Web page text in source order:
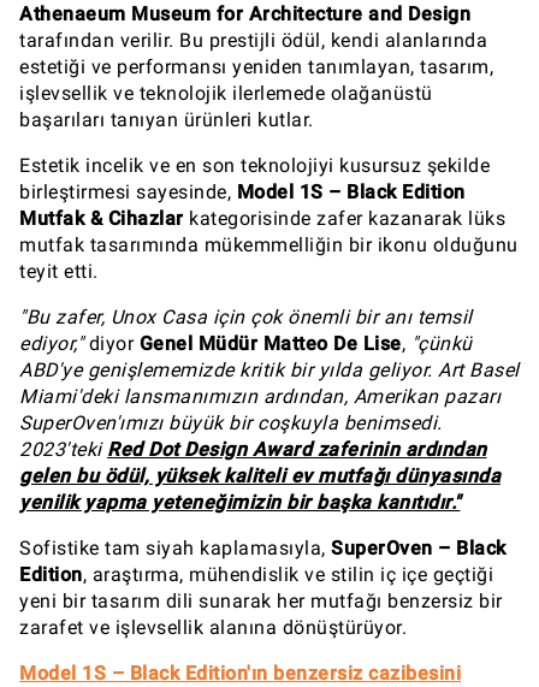
Athenaeum Museum for Architecture and Design
tarafından verilir. Bu prestijli ödül, kendi alanlarında
estetiği ve performansı yeniden tanımlayan, tasarım,
işlevsellik ve teknolojik ilerlemede olağanüstü
başarıları tanıyan ürünleri kutlar.
Estetik incelik ve en son teknolojiyi kusursuz şekilde
birleştirmesi sayesinde, Model 1S – Black Edition
Mutfak & Cihazlar kategorisinde zafer kazanarak lüks
mutfak tasarımında mükemmelliğin bir ikonu olduğunu
teyit etti.
"Bu zafer, Unox Casa için çok önemli bir anı temsil
ediyor,"diyor Genel Müdür Matteo De Lise, "çünkü
ABD'ye genişlememizde kritik bir yılda geliyor. Art Basel
Miami'deki lansmanımızın ardından, Amerikan pazarı
SuperOven'ımızı büyük bir coşkuyla benimsedi.
2023'teki Red Dot Design Award zaferinin ardından
gelen bu ödül, yüksek kaliteli ev mutfağı dünyasında
yenilik yapma yeteneğimizin bir başka kanıtıdır."
Sofistike tam siyah kaplamasıyla, SuperOven – Black
Edition, araştırma, mühendislik ve stilin iç içe geçtiği
yeni bir tasarım dili sunarak her mutfağı benzersiz bir
zarafet ve işlevsellik alanına dönüştürüyor.
Model 1S – Black Edition'ın benzersiz cazibesini